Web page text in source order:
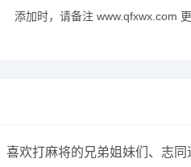
添加时，请备注 www.qfxwx.com 更
欢打麻将的兄弟姐妹们、志